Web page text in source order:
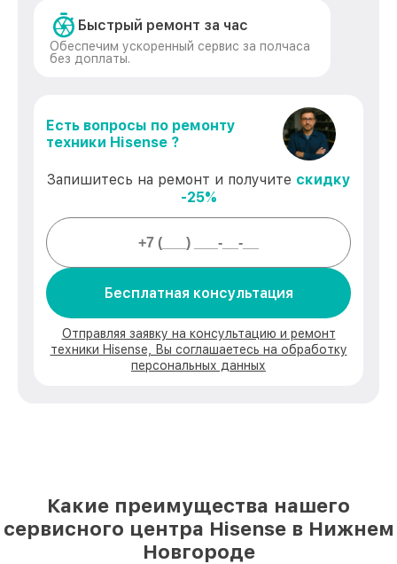
Быстрый ремонт за час
Обеспечим ускоренный сервис за полчаса
без доплаты.
Есть вопросы по ремонту
техники Hisense ?
Запишитесь на ремонт и получите скидку
-25%
Бесплатная консультация
Отправляя заявку на консультацию и ремонт
техники Hisense, Вы соглашаетесь на обработку
персональных данных
Какие преимущества нашего
сервисного центра Hisense в Нижнем
Новгороде